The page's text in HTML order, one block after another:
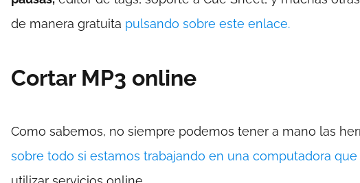
de manera gratuita pulsando sobre este enlace.
Cortar MP3 online
Como sabemos, no siempre podemos tener a mano las
sobre todo si estamos trabajando en una computadora